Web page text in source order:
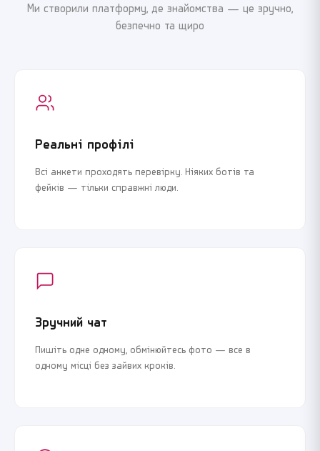
Ми створили платформу, де знайомства — це зручно,
безпечно та щиро
Реальні профілі
Всі анкети проходять перевірку. Ніяких ботів та
фейків — тільки справжні люди.
Зручний чат
Пишіть одне одному, обмінюйтесь фото — все в
одному місці без зайвих кроків.